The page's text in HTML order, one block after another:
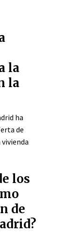
la
la
ha
de
los
de